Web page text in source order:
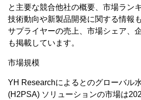
と主要な競合他社の概要、市場ラン
技術動向や新製品開発に関する情報
サプライヤーの売上、市場シェア、
も掲載しています。
市場規模
YH Researchによるとのグローバル
(H2PSA) ソリューションの市場は